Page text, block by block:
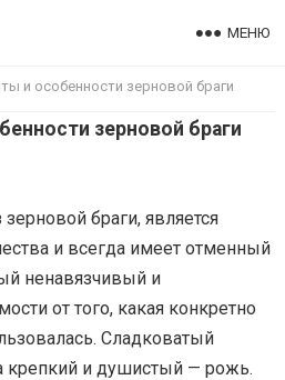
МЕНЮ
и особенности зерновой браги
зерновой браги
браги, является
и всегда имеет отменный
ненавязчивый и
от того, какая конкретно
Сладковатый
крепкий и душистый — рожь.